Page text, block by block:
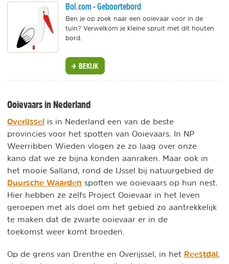
Bol.com - Geboortebord
Ben je op zoek naar een ooievaar voor in de
tuin? Verwelkom je kleine spruit met dit houten
bord.
BEKIJK
Ooievaars in Nederland
Overijssel is in Nederland een van de beste
provincies voor het spotten van Ooievaars. In NP
Weerribben Wieden vlogen ze zo laag over onze
kano dat we ze bijna konden aanraken. Maar ook in
het mooie Salland, rond de IJssel bij natuurgebied de
Duursche Waarden spotten we ooievaars op hun nest.
Hier hebben ze zelfs Project Ooievaar in het leven
geroepen met als doel om het gebied zo aantrekkelijk
te maken dat de zwarte ooievaar er in de
toekomst weer komt broeden.
Op de grens van Drenthe en Overijssel, in het Reestdal,